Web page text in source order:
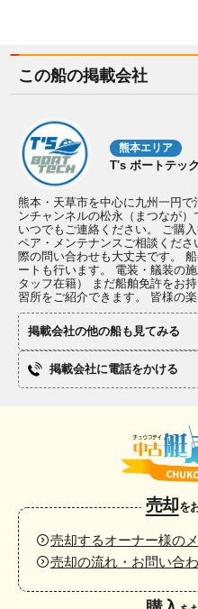
この船の掲載会社
熊本エリア
T's ボートテッ
熊本・天草市を中心に九州一円
ンチャンネルの松永（まつなが
いつでもご連絡ください。 ご購
ペア・メンテナンスご相談くだ
際の問い合わせも大丈夫です。
ートも行います。 電装・艤装の
タッフ在籍） まだ船舶免許をお
習所をご紹介できます。 皆様の
掲載会社の他の船も見てみる
掲載会社に電話をかける
売却を
売却するオーナー様の
売却の流れ・お問い合